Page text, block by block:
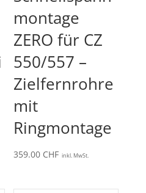
montage
ZERO für CZ
550/557 –
Zielfernrohre
mit
Ringmontage
359.00 CHF inkl. MwSt.